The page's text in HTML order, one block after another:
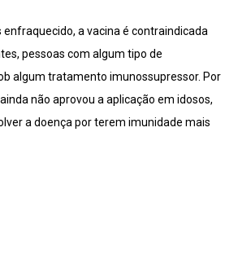
enfraquecido, a vacina é contraindicada
pessoas com algum tipo de
algum tratamento imunossupressor. Por
não aprovou a aplicação em idosos,
a doença por terem imunidade mais